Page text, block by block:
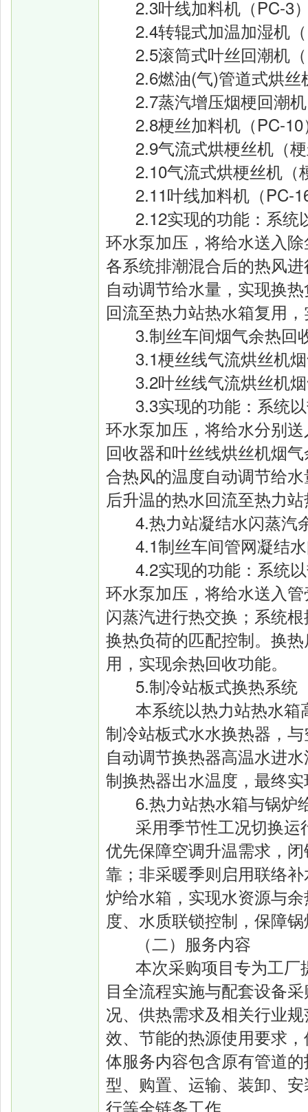
2.3叶线加料机（PC-3
2.4转辊式加温加湿机
2.5滚筒式叶丝回潮机
2.6燃油(气)管道式烘
2.7蒸汽增压烟梗回潮
2.8梗丝加料机（PC-
2.9气流式烘梗丝机（
2.10气流式烘梗丝机（
2.11叶线加料机（PC-
2.12实现的功能：系统
环水泵加压，将给水送入
各系统排潮混合后的热风
自动调节给水量，实现换
回流至热力站热水箱复用
3.制丝车间烟气余热回
3.1梗丝线气流烘丝机
3.2叶丝线气流烘丝机
3.3实现的功能：系统
环水泵加压，将给水分别
回收器和叶丝线烘丝机烟
合热风的温度自动调节给
后升温的热水回流至热力
4.热力站凝结水闪蒸汽
4.1制丝车间管网凝结
4.2实现的功能：系统
环水泵加压，将给水送入
闪蒸汽进行热交换；系统
换热负荷的匹配控制。换
用，实现余热回收功能。
5.制冷站板式换热系统
本系统以热力站热水
制冷站板式水水换热器，
自动调节换热器高温水进
制换热器出水温度，最终
6.热力站热水箱与锅炉
采用季节性工况切换
优先保障空调升温需求，
靠；非采暖季则启用联络
炉给水箱，实现水资源与
度、水质联锁控制，保障
（二）服务内容
本次采购项目专为工
目全流程实施与配套设备
况、供热需求及相关行业
效、节能的热源使用要求
体服务内容包含原有管道
型、购置、运输、装卸、
行等全链条工作。